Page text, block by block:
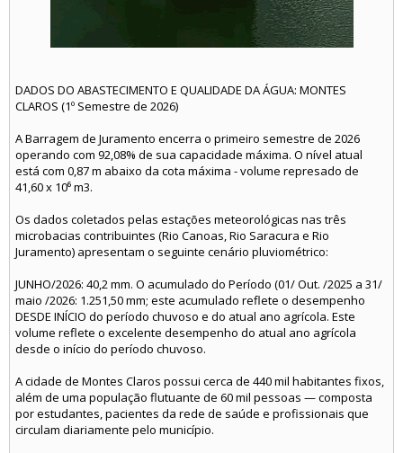
DADOS DO ABASTECIMENTO E QUALIDADE DA ÁGUA: MONTES
CLAROS (1º Semestre de 2026)
A Barragem de Juramento encerra o primeiro semestre de 2026
operando com 92,08% de sua capacidade máxima. O nível atual
está com 0,87 m abaixo da cota máxima - volume represado de
41,60 x 10⁶ m3.
Os dados coletados pelas estações meteorológicas nas três
microbacias contribuintes (Rio Canoas, Rio Saracura e Rio
Juramento) apresentam o seguinte cenário pluviométrico:
JUNHO/2026: 40,2 mm. O acumulado do Período (01/ Out. /2025 a 31/
maio /2026: 1.251,50 mm; este acumulado reflete o desempenho
DESDE INÍCIO do período chuvoso e do atual ano agrícola. Este
volume reflete o excelente desempenho do atual ano agrícola
desde o início do período chuvoso.
A cidade de Montes Claros possui cerca de 440 mil habitantes fixos,
além de uma população flutuante de 60 mil pessoas — composta
por estudantes, pacientes da rede de saúde e profissionais que
circulam diariamente pelo município.